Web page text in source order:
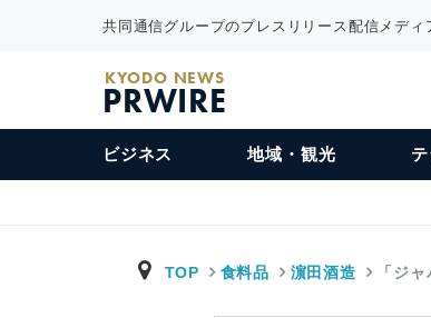
共同通信グループのプレスリリース配信メディ
KYODO NEWS
PRWIRE
ビジネス 地域・観光
TOP 食料品 濵田酒造 「ジ